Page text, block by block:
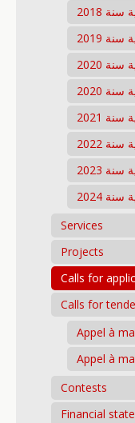
2018
2019
2020
2020
2021
2022
2023
2024
Services
Projects
Calls for
Calls for
Appel à
Appel à
Contests
Financial